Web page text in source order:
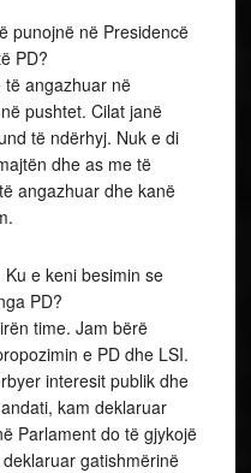
punojnë në Presidencë
PD?
angazhuar në
pushtet. Cilat janë
të ndërhyj. Nuk e di
dhe as me të
angazhuar dhe kanë
e keni besimin se
PD?
time. Jam bërë
e PD dhe LSI.
interesit publik dhe
kam deklaruar
Parlament do të gjykojë
gatishmërinë